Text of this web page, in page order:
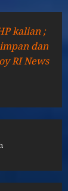
kalian ;
dan
RI News